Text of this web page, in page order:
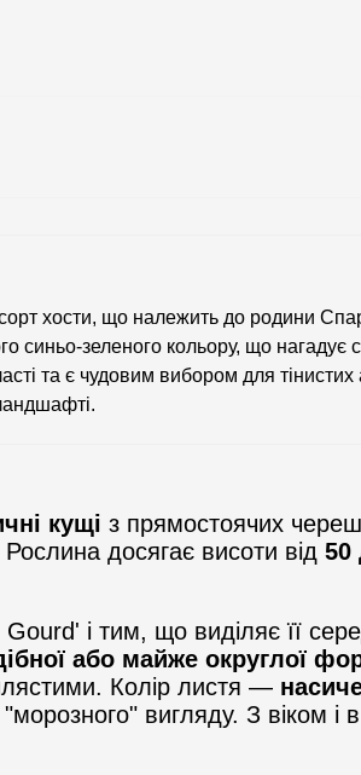
хости, що належить до родини
синьо-зеленого кольору, що нагадує
та є чудовим вибором для тінистих
кущі з прямостоячих
досягає висоти від 50
і тим, що виділяє її
або майже округлої
Колір листя —
вигляду. З віком і в